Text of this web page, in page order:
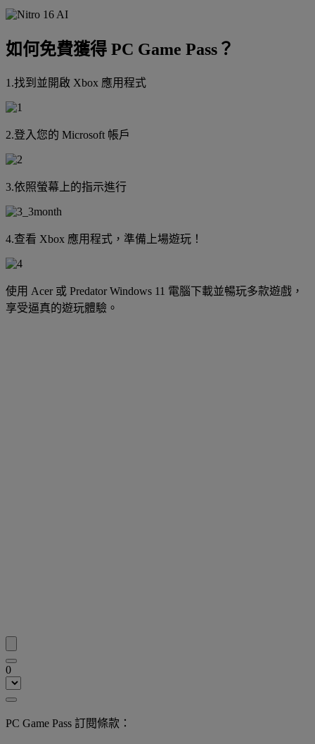
如何免費獲得 PC Game Pass？
1.找到並開啟 Xbox 應用程式
2.登入您的 Microsoft 帳戶
3.依照螢幕上的指示進行
4.查看 Xbox 應用程式，準備上場遊玩！
使用 Acer 或 Predator Windows 11 電腦下載並暢玩多款遊戲，
享受逼真的遊玩體驗。
0
PC Game Pass 訂閱條款：